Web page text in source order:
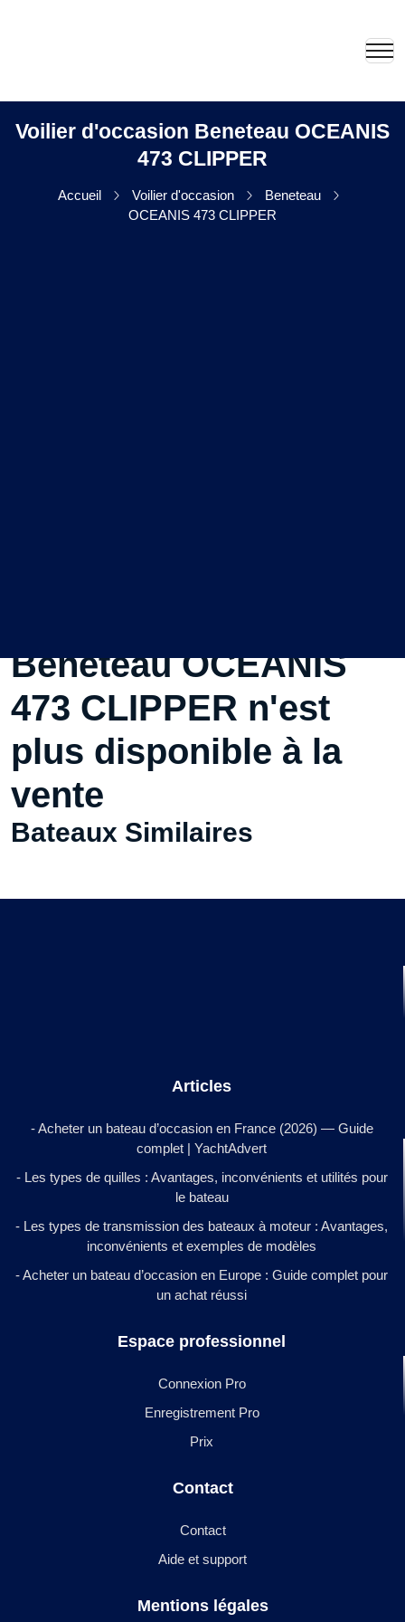
Voilier d'occasion Beneteau OCEANIS
473 CLIPPER
Accueil Voilier d'occasion
Beneteau
OCEANIS 473 CLIPPER
Beneteau OCEANIS
473 CLIPPER n'est
plus disponible à la
vente
Bateaux Similaires
Articles
- Acheter un bateau d’occasion en France (2026) — Guide
complet | YachtAdvert
- Les types de quilles : Avantages, inconvénients et utilités pour
le bateau
- Les types de transmission des bateaux à moteur : Avantages,
inconvénients et exemples de modèles
- Acheter un bateau d’occasion en Europe : Guide complet pour
un achat réussi
Espace professionnel
Connexion Pro
Enregistrement Pro
Prix
Contact
Contact
Aide et support
Mentions légales